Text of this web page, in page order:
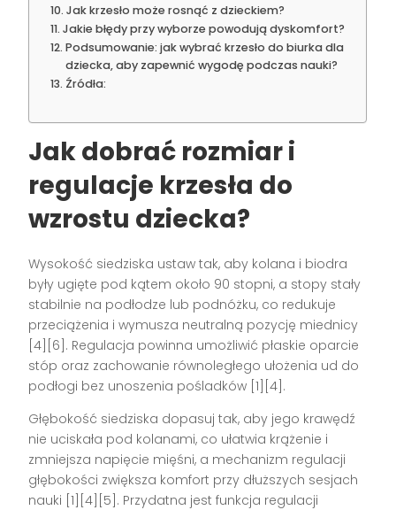
Jak krzesło może rosnąć z dzieckiem?
Jakie błędy przy wyborze powodują dyskomfort?
Podsumowanie: jak wybrać krzesło do biurka dla
dziecka, aby zapewnić wygodę podczas nauki?
Źródła:
Jak dobrać rozmiar i
regulacje krzesła do
wzrostu dziecka?
Wysokość siedziska ustaw tak, aby kolana i biodra
były ugięte pod kątem około 90 stopni, a stopy stały
stabilnie na podłodze lub podnóżku, co redukuje
przeciążenia i wymusza neutralną pozycję miednicy
[4][6]. Regulacja powinna umożliwić płaskie oparcie
stóp oraz zachowanie równoległego ułożenia ud do
podłogi bez unoszenia pośladków [1][4].
Głębokość siedziska dopasuj tak, aby jego krawędź
nie uciskała pod kolanami, co ułatwia krążenie i
zmniejsza napięcie mięśni, a mechanizm regulacji
głębokości zwiększa komfort przy dłuższych sesjach
nauki [1][4][5]. Przydatna jest funkcja regulacji